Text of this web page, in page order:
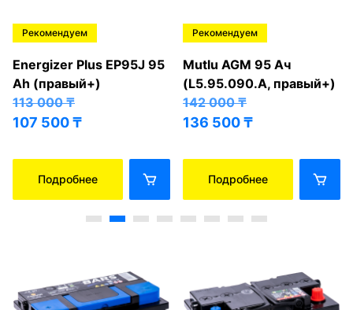
Рекомендуем
Energizer Plus EP95J 95
Ah (правый+)
113 000₸
107 500₸
Подробнее
Рекомендуем
Mutlu AGM 95 Ач
(L5.95.090.A, правый+)
142 000₸
136 500₸
Подробнее